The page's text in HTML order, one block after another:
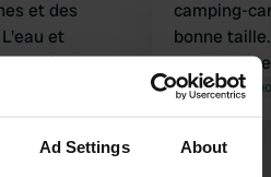
Ad Settings About
et des
et
incluses.
pas à
camping-
bonne
end de la
beaucoup
reste des
Traduit par